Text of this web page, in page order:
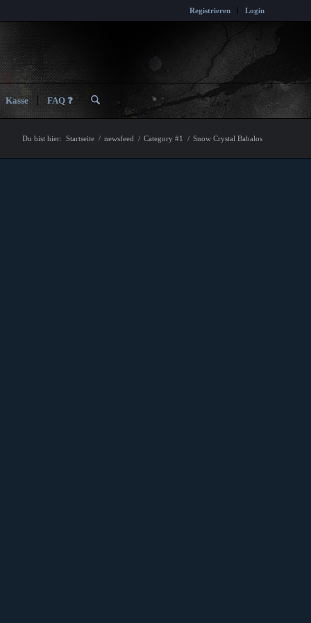
Registrieren Login
Kasse FAQ ❓
Du bist hier: Startseite / newsfeed / Category #1 / Snow Crystal Babalos